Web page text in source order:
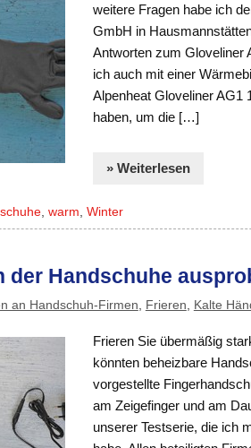
weitere Fragen habe ich
GmbH in
Antworten zum Gloveliner
ich auch mit einer
Alpenheat Gloveliner AG1
haben, um die […]
» Weiterlesen
,warm ,Winter
der Handschuhe
an Handschuh-Firmen, Frieren, Kalte
Frieren Sie übermäßig
könnten beheizbare
vorgestellte
am Zeigefinger und am
unserer Testserie, die ich